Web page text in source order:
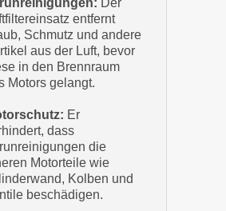
entfernt
Schmutz und andere
aus der Luft, bevor
in den Brennraum
Motors gelangt.
Er
dass
die
Motorteile wie
Kolben und
beschädigen.